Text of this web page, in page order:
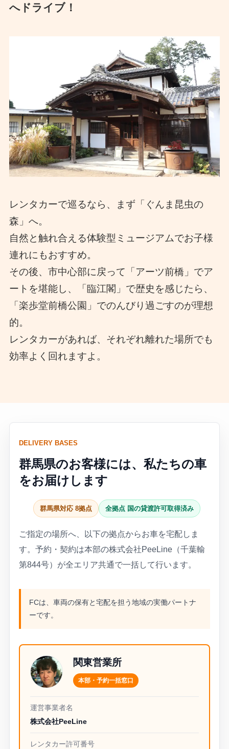
へドライブ！
レンタカーで巡るなら、まず「ぐんま昆虫の
森」へ。
自然と触れ合える体験型ミュージアムでお子様
連れにもおすすめ。
その後、市中心部に戻って「アーツ前橋」でア
ートを堪能し、「臨江閣」で歴史を感じたら、
「楽歩堂前橋公園」でのんびり過ごすのが理想
的。
レンタカーがあれば、それぞれ離れた場所でも
効率よく回れますよ。
DELIVERY BASES
群馬県のお客様には、私たちの車
をお届けします
群馬県対応 8拠点 全拠点 国の貸渡許可取得済み
ご指定の場所へ、以下の拠点からお車を宅配しま
す。予約・契約は本部の株式会社PeeLine（千葉輸
第844号）が全エリア共通で一括して行います。
FCは、車両の保有と宅配を担う地域の実働パートナ
ーです。
関東営業所
本部・予約一括窓口
運営事業者名
株式会社PeeLine
レンタカー許可番号